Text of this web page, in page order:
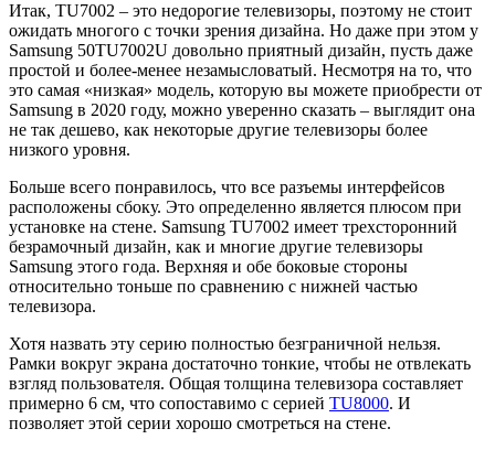
Итак, TU7002 – это недорогие телевизоры, поэтому не стоит
ожидать многого с точки зрения дизайна. Но даже при этом у
Samsung 50TU7002U довольно приятный дизайн, пусть даже
простой и более-менее незамысловатый. Несмотря на то, что
это самая «низкая» модель, которую вы можете приобрести от
Samsung в 2020 году, можно уверенно сказать – выглядит она
не так дешево, как некоторые другие телевизоры более
низкого уровня.
Больше всего понравилось, что все разъемы интерфейсов
расположены сбоку. Это определенно является плюсом при
установке на стене. Samsung TU7002 имеет трехсторонний
безрамочный дизайн, как и многие другие телевизоры
Samsung этого года. Верхняя и обе боковые стороны
относительно тоньше по сравнению с нижней частью
телевизора.
Хотя назвать эту серию полностью безграничной нельзя.
Рамки вокруг экрана достаточно тонкие, чтобы не отвлекать
взгляд пользователя. Общая толщина телевизора составляет
примерно 6 см, что сопоставимо с серией TU8000. И
позволяет этой серии хорошо смотреться на стене.